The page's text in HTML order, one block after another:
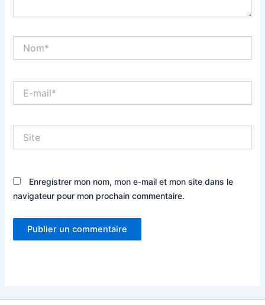
mail*
Enregistrer mon nom, mon e-mail et mon site dans le
navigateur pour mon prochain commentaire.